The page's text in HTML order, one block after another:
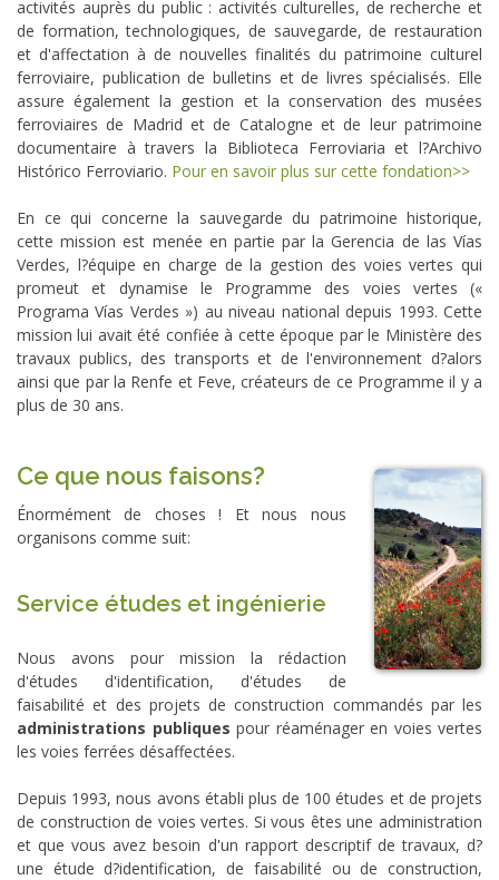
activités auprès du public : activités culturelles, de recherche et
de formation, technologiques, de sauvegarde, de restauration
et d'affectation à de nouvelles finalités du patrimoine culturel
ferroviaire, publication de bulletins et de livres spécialisés. Elle
assure également la gestion et la conservation des musées
ferroviaires de Madrid et de Catalogne et de leur patrimoine
documentaire à travers la Biblioteca Ferroviaria et l?Archivo
Histórico Ferroviario. Pour en savoir plus sur cette fondation>>
En ce qui concerne la sauvegarde du patrimoine historique,
cette mission est menée en partie par la Gerencia de las Vías
Verdes, l?équipe en charge de la gestion des voies vertes qui
promeut et dynamise le Programme des voies vertes («
Programa Vías Verdes ») au niveau national depuis 1993. Cette
mission lui avait été confiée à cette époque par le Ministère des
travaux publics, des transports et de l'environnement d?alors
ainsi que par la Renfe et Feve, créateurs de ce Programme il y a
plus de 30 ans.
Ce que nous faisons?
Énormément de choses ! Et nous nous
organisons comme suit:
Service études et ingénierie
Nous avons pour mission la rédaction
d'études d'identification, d'études de
faisabilité et des projets de construction commandés par les
administrations publiques pour réaménager en voies vertes
les voies ferrées désaffectées.
Depuis 1993, nous avons établi plus de 100 études et de projets
de construction de voies vertes. Si vous êtes une administration
et que vous avez besoin d'un rapport descriptif de travaux, d?
une étude d?identification, de faisabilité ou de construction,